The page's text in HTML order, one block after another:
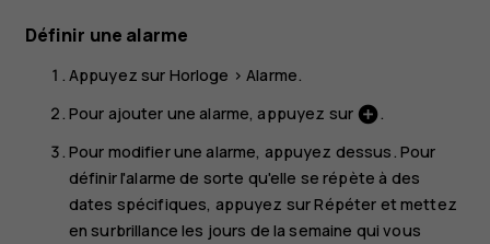
Nokia
C3
Définir une alarme
Appuyez sur Horloge >Alarme.
Pour ajouter une alarme, appuyez sur add_circle.
Pour modifier une alarme, appuyez dessus. Pour
définir l'alarme de sorte qu'elle se répète à des
dates spécifiques, appuyez surRépéter et mettez
en surbrillance les jours de la semaine qui vous